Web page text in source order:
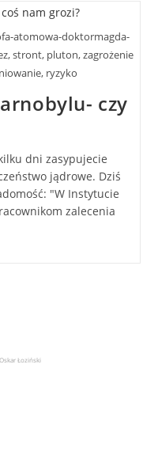
atomowa-doktormagda-
stront, pluton, zagrożenie
ryzyko
czy
dni zasypujecie
jądrowe. Dziś
"W Instytucie
zalecenia
Łoziński